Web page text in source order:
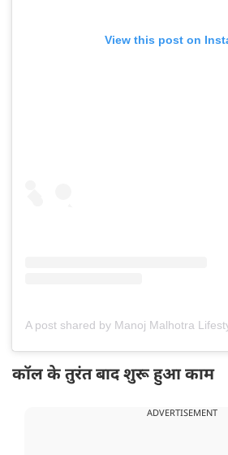
View this post on
कॉल के तुरंत बाद शुरू हुआ काम
ADVERTISEMENT